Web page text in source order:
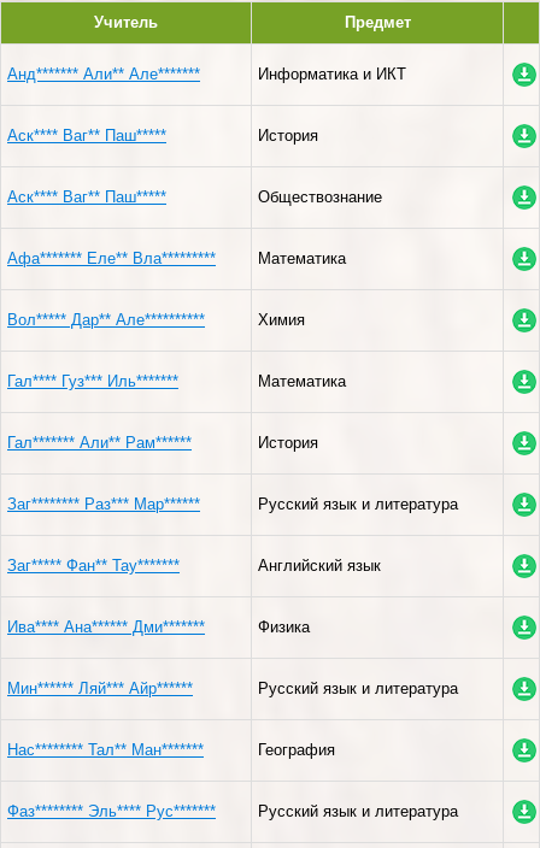
Учитель Предмет
Анд******* Али** Але******* Информатика и ИКТ
Аск**** Ваг** Паш***** История
Аск**** Ваг** Паш***** Обществознание
Афа******* Еле** Вла********* Математика
Вол***** Дар** Але********** Химия
Гал**** Гуз*** Иль******* Математика
Гал******* Али** Рам****** История
Заг******** Раз*** Мар****** Русский язык и литература
Заг***** Фан** Тау******* Английский язык
Ива**** Ана****** Дми******* Физика
Мин****** Ляй*** Айр****** Русский язык и литература
Нас******** Тал** Ман******* География
Фаз******** Эль**** Рус******* Русский язык и литература